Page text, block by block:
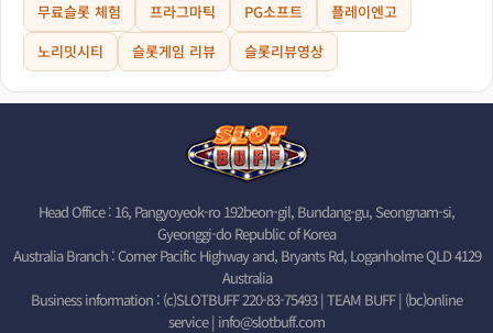
무료슬롯 체험 프라그마틱 PG소프트
플레이엔고
노리밋시티
슬롯게임 리뷰 슬롯리뷰영상
Head Office : 16, Pangyoyeok-ro 192beon-gil, Bundang-gu, Seongnam-si,
Gyeonggi-do Republic of Korea
Australia Branch : Corner Pacific Highway and, Bryants Rd, Loganholme QLD 4129
Australia
Business information : (c)SLOTBUFF 220-83-75493 | TEAM BUFF | (bc)online
service | info@slotbuff.com